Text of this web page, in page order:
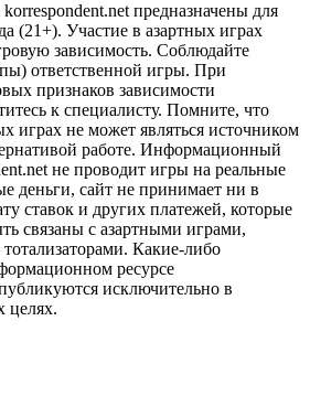
предназначены для
(21+). Участие в азартных играх
зависимость. Соблюдайте
ответственной игры. При
признаков зависимости
к специалисту. Помните, что
играх не может являться источником
работе. Информационный
не проводит игры на реальные
деньги, сайт не принимает ни в
ставок и других платежей, которые
связаны с азартными играми,
Какие-либо
ресурсе
исключительно в
целях.